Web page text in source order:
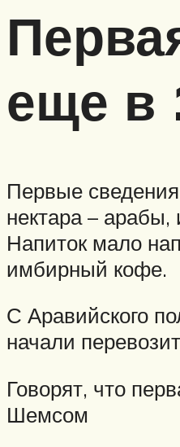
еще в
Первые
нектара –
Напиток мало
имбирный кофе.
С Аравийского
начали
Говорят, что
Шемсом